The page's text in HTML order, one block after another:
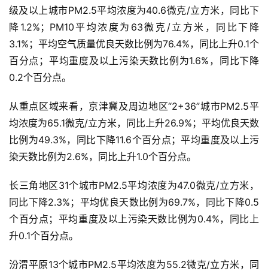
级及以上城市PM2.5平均浓度为40.6微克/立方米，同比下
降1.2%；PM10平均浓度为63微克/立方米，同比下降
3.1%；平均空气质量优良天数比例为76.4%，同比上升0.1个
百分点；平均重度及以上污染天数比例为1.6%，同比下降
0.2个百分点。
从重点区域来看，京津冀及周边地区“2+36”城市PM2.5平
均浓度为65.1微克/立方米，同比上升26.9%；平均优良天数
比例为49.3%，同比下降11.6个百分点；平均重度及以上污
染天数比例为2.6%，同比上升1.0个百分点。
长三角地区31个城市PM2.5平均浓度为47.0微克/立方米，
同比下降2.3%；平均优良天数比例为69.7%，同比下降0.5
个百分点；平均重度及以上污染天数比例为0.4%，同比上
升0.1个百分点。
汾渭平原13个城市PM2.5平均浓度为55.2微克/立方米，同